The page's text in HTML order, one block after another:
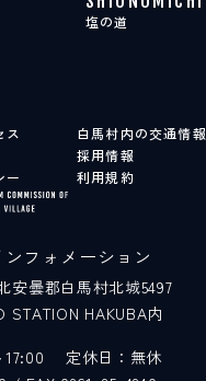
塩の道
ス
白馬村内の交通情報
採用情報
ー
利用規約
フォメーション
安曇郡白馬村北城5497
STATION HAKUBA内
17:00
定休日：無休